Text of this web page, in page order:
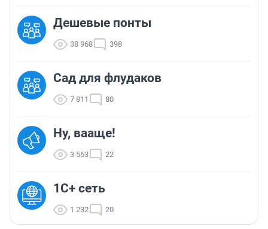
Дешевые понты
38 968 398
Сад для флудаков
7 811 80
Ну, вааще!
3 563 22
1С+ сеть
1 232 20